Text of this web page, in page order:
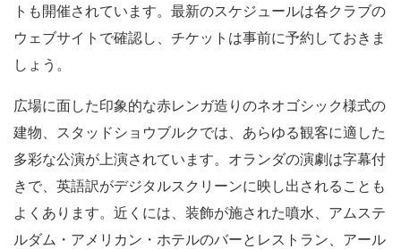
トも開催されています。最新のスケジュールは各クラブの
ウェブサイトで確認し、チケットは事前に予約しておきま
しょう。
広場に面した印象的な赤レンガ造りのネオゴシック様式の
建物、スタッドショウブルクでは、あらゆる観客に適した
多彩な公演が上演されています。オランダの演劇は字幕付
きで、英語訳がデジタルスクリーンに映し出されることも
よくあります。近くには、装飾が施された噴水、アムステ
ルダム・アメリカン・ホテルのバーとレストラン、アール